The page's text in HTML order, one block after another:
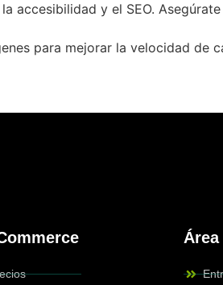
accesibilidad y el SEO.
para mejorar la velocidad de